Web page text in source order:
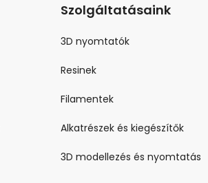
Szolgáltatásaink
3D nyomtatók
Resinek
Filamentek
Alkatrészek és kiegészítők
3D modellezés és nyomtatás